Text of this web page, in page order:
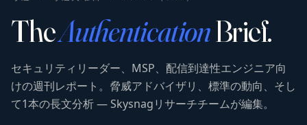
TheAuthenticationBrief.
セキュリティリーダー、MSP、配信到達性エンジニア向
けの週刊レポート。脅威アドバイザリ、標準の動向、そし
て1本の長文分析 — Skysnagリサーチチームが編集。